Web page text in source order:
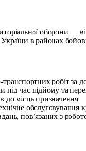
оборони —
України в районах
робіт за
під час підйому та
до місць призначення
обслуговування
пов’язаних з